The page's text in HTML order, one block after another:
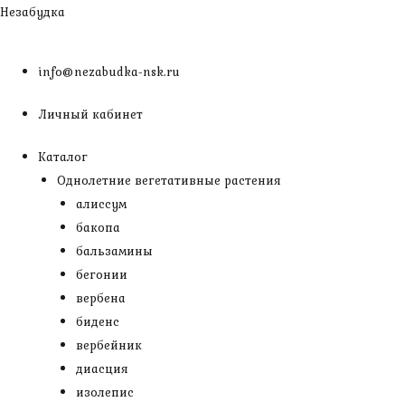
Перейти
Незабудка
info@nezabudka-nsk.ru
Личный кабинет
Каталог
Однолетние вегетативные растения
алиссум
бакопа
бальзамины
бегонии
вербена
биденс
вербейник
диасция
изолепис